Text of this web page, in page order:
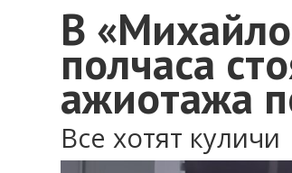
В
полчаса
ажиотажа
Все хотят куличи